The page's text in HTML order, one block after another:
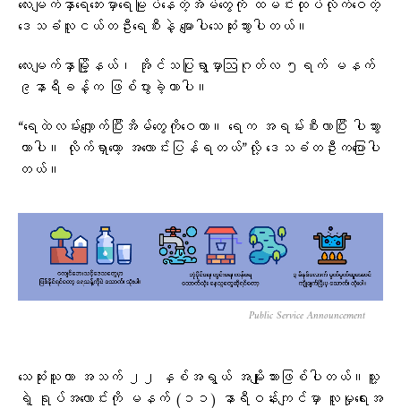
လေးမျက်နှာရေဘေးမှာရေမြုပ်နေတဲ့အိမ်တွေကို ထမင်းထုပ်လိုက်ဝေတဲ့
ဒေသခံလူငယ်တဦးရေစီးနဲ့ မျောပါသေဆုံးသွားပါတယ်။
လေးမျက်နှာမြို့နယ်၊ အိုင်သပြုရွာမှာဩဂုတ်လ ၅ရက် မနက်
၉နာရီခန့်က ဖြစ်ပွားခဲ့တာပါ။
“ရေထဲလမ်းလျှောက်ပြီးအိမ်တွေကိုဝေတာ။ ရေက အရမ်းစီးလာပြီး ပါသွား
တာပါ။ လိုက်ရှာတော့ အလောင်းပြန်ရတယ်”လို့ ဒေသခံတဦးကပြောပါ
တယ်။
Public Service Announcement
သေဆုံးသူဟာ အသက် ၂၂ နှစ်အရွယ် အမျိုးသားဖြစ်ပါတယ်။သူ့
ရဲ့ ရုပ်အလောင်းကို မနက် (၁၁) နာရီဝန်းကျင်မှာ လူမှုရေးအ